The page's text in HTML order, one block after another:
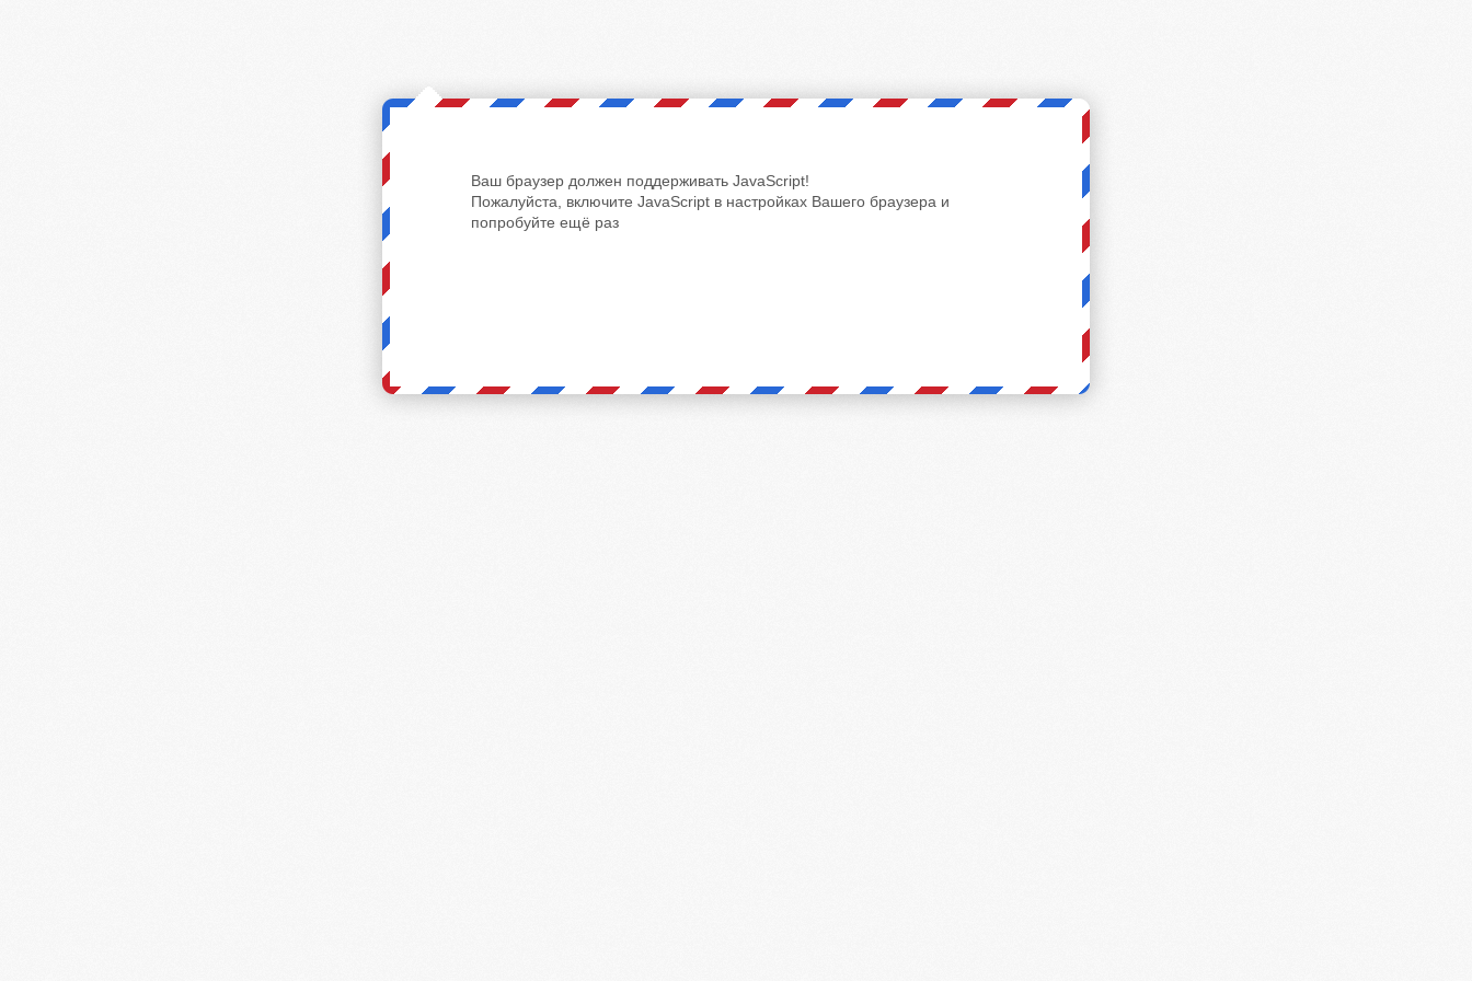
Ваш браузер должен поддерживать JavaScript!
Пожалуйста, включите JavaScript в настройках Вашего браузера и
попробуйте ещё раз